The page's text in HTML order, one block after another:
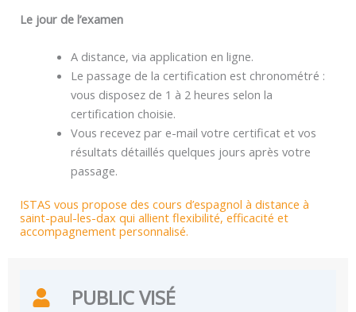
Le jour de l’examen
A distance, via application en ligne.
Le passage de la certification est chronométré :
vous disposez de 1 à 2 heures selon la
certification choisie.
Vous recevez par e-mail votre certificat et vos
résultats détaillés quelques jours après votre
passage.
ISTAS vous propose des cours d’espagnol à distance à
saint-paul-les-dax qui allient flexibilité, efficacité et
accompagnement personnalisé.
PUBLIC VISÉ